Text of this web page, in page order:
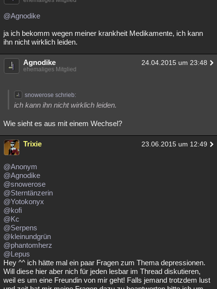
@Agnodike
ja ich bekomm wegen meiner krankheit Medikamente, ich kann
ihn nicht wirklich leiden.
Agnodike 24.04.2015 um 23:48
ehemaliges Mitglied
snowerose schrieb:
ich kann ihn nicht wirklich leiden.
Wie sieht es aus mit einem Wechsel?
Trixie 23.06.2015 um 12:49
@Anonym
@Agnodike
@snowerose
@Sterntänzerin
@Yotokonyx
@kofi
@Kc
@Serpens
@kleinundgrün
@phantomherz
@Lepus
Hey ^^ ich hätte mal ein paar Fragen zum Thema depressionen.
Will diese hier aber nich für jeden lesbar im Thread diskutieren,
weil es um eine Freundin von mir geht! Falls jemand trotzdem lust